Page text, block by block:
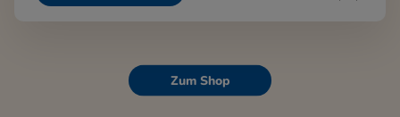
Zum Shop